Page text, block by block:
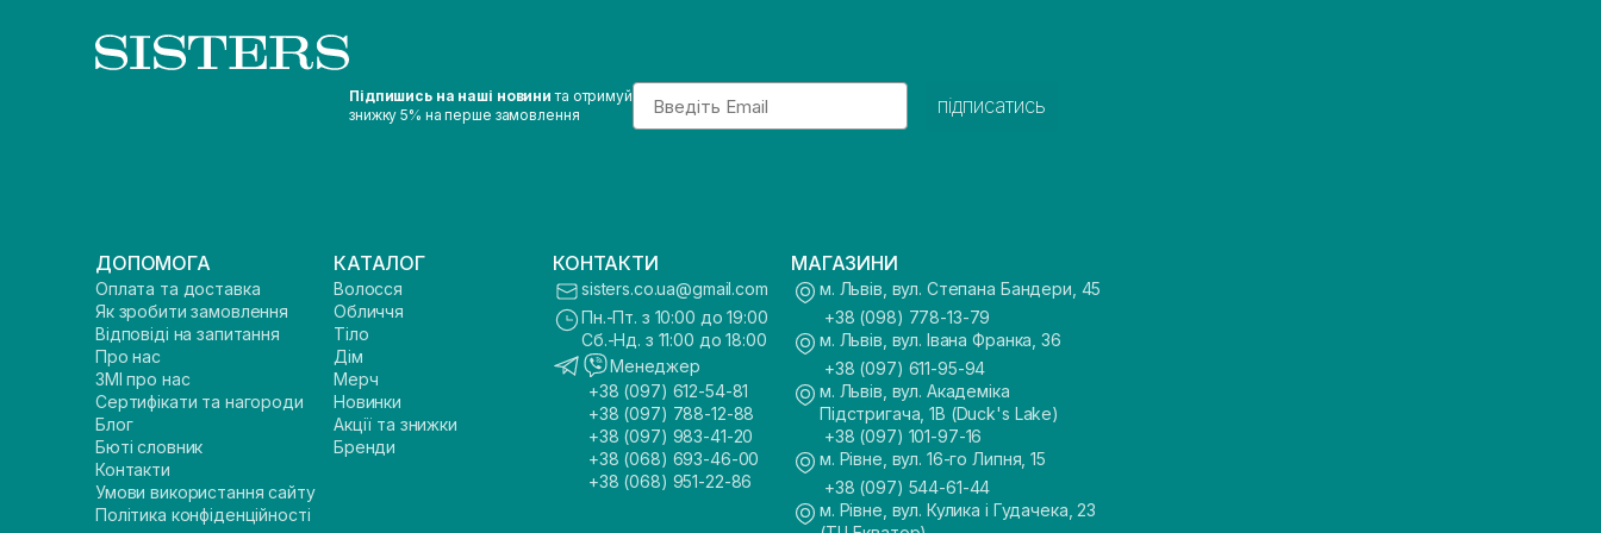
Підпишись на наші новини та отримуй
знижку 5% на перше замовлення
Email
підписатись
ДОПОМОГА
Оплата та доставка
Як зробити замовлення
Відповіді на запитання
Про нас
ЗМІ про нас
Сертифікати та нагороди
Блог
Бюті словник
Контакти
Умови використання сайту
Політика конфіденційності
КАТАЛОГ
Волосся
Обличчя
Тіло
Дім
Мерч
Новинки
Акції та знижки
Бренди
КОНТАКТИ
sisters.co.ua@gmail.com
Пн.-Пт. з 10:00 до 19:00
Сб.-Нд. з 11:00 до 18:00
Менеджер
+38 (097) 612-54-81
+38 (097) 788-12-88
+38 (097) 983-41-20
+38 (068) 693-46-00
+38 (068) 951-22-86
МАГАЗИНИ
м. Львів, вул. Степана Бандери, 45
+38 (098) 778-13-79
м. Львів, вул. Івана Франка, 36
+38 (097) 611-95-94
м. Львів, вул. Академіка
Підстригача, 1В (Duck's Lake)
+38 (097) 101-97-16
м. Рівне, вул. 16-го Липня, 15
+38 (097) 544-61-44
м. Рівне, вул. Кулика і Гудачека, 23